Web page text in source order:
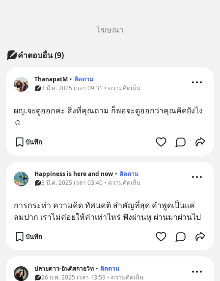
โฆษณา
คำตอบอื่น(9)
ThanapatM • ติดตาม
3 มี.ค. 2025 เวลา 09:31 • ความคิดเห็น
ผญ.จะดูออกค่ะ สิ่งที่คุณถาม ก็พอจะดูออกว่าคุณคิดยังไง
☺️
บันทึก
Happiness is here and now • ติดตาม
3 มี.ค. 2025 เวลา 03:40 • ความคิดเห็น
การกระทำ ความคิด ทัศนคติ สำคัญที่สุด คำพูดเป็นแค่
ลมปาก เราไม่ค่อยให้ค่าเท่าไหร่ ฟังผ่านหู ผ่านมาผ่านไป
บันทึก
ปลายดาว-อินดิสกายวิท • ติดตาม
26 ก.พ. 2025 เวลา 13:59 • ความคิดเห็น